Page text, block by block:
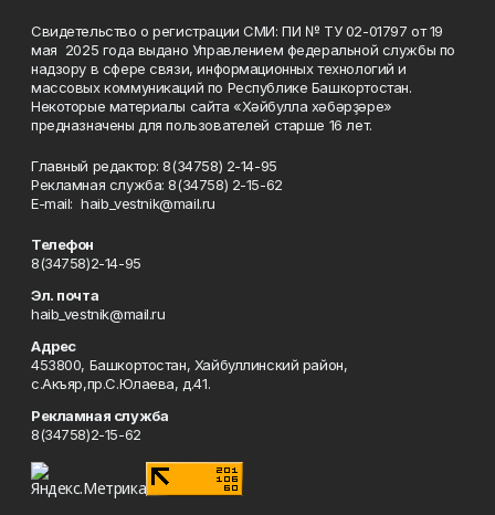
Свидетельство о регистрации СМИ: ПИ № ТУ 02-01797 от 19
мая 2025 года выдано Управлением федеральной службы по
надзору в сфере связи, информационных технологий и
массовых коммуникаций по Республике Башкортостан.
Некоторые материалы сайта «Хәйбулла хәбәрҙәре»
предназначены для пользователей старше 16 лет.
Главный редактор: 8(34758) 2-14-95
Рекламная служба: 8(34758) 2-15-62
Е-mаil: haib_vestnik@mail.ru
Телефон
8(34758)2-14-95
Эл. почта
haib_vestnik@mail.ru
Адрес
453800, Башкортостан, Хайбуллинский район,
с.Акъяр,пр.С.Юлаева, д.41.
Рекламная служба
8(34758)2-15-62